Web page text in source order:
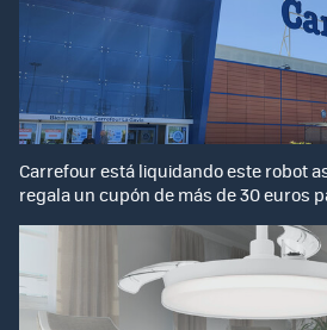
Carrefour está liquidando este robot
regala un cupón de más de 30 euros